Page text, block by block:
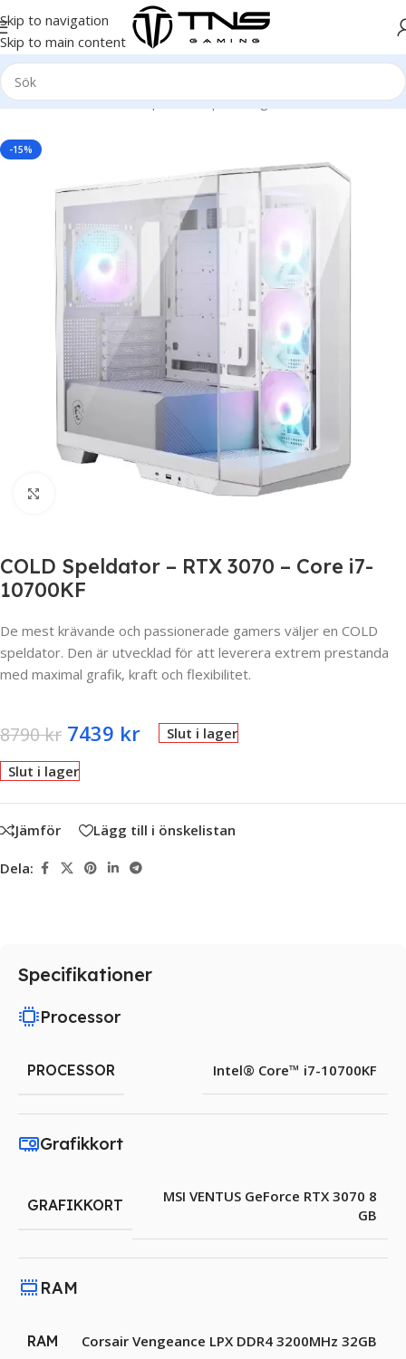
Skip to navigation
Skip to main content
Hem/Stationär dator/Speldator | Gamingdator/Platinum klass
-15%
COLD Speldator – RTX 3070 – Core i7-
10700KF
De mest krävande och passionerade gamers väljer en COLD
speldator. Den är utvecklad för att leverera extrem prestanda
med maximal grafik, kraft och flexibilitet.
8790kr 7439 kr Slut i lager
Slut i lager
Jämför Lägg till i önskelistan
Dela:
Specifikationer
Processor
PROCESSOR Intel® Core™ i7-10700KF
Grafikkort
GRAFIKKORT
MSI VENTUS GeForce RTX 3070 8
GB
RAM
RAM Corsair Vengeance LPX DDR4 3200MHz 32GB